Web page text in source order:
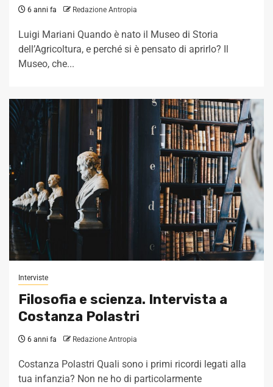
6 anni fa Redazione Antropia
Luigi Mariani Quando è nato il Museo di Storia
dell’Agricoltura, e perché si è pensato di aprirlo? Il
Museo, che...
Interviste
Filosofia e scienza. Intervista a
Costanza Polastri
6 anni fa Redazione Antropia
Costanza Polastri Quali sono i primi ricordi legati alla
tua infanzia? Non ne ho di particolarmente